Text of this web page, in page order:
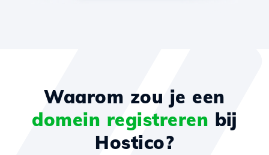
Waarom zou je een
domein registreren bij
Hostico?